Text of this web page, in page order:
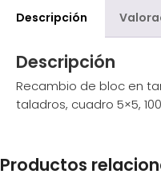
Descripción
Descripción
Recambio de bloc en
taladros, cuadro 5×5,
Productos